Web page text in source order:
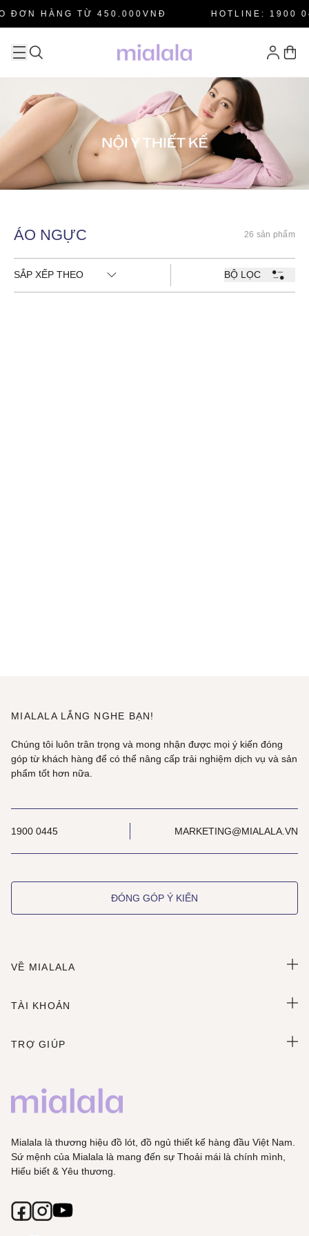
ĐƠN HÀNG TỪ 450.000VNĐ HOTLINE: 1900
ÁO NGỰC 26 sản phẩm
SẮP XẾP THEO BỘ LỌC
MIALALA LẮNG NGHE BẠN!
Chúng tôi luôn trân trọng và mong nhận được mọi ý kiến đóng
góp từ khách hàng để có thể nâng cấp trải nghiệm dịch vụ và sản
phẩm tốt hơn nữa.
1900 0445 MARKETING@MIALALA.VN
ĐÓNG GÓP Ý KIẾN
VỀ MIALALA
TÀI KHOẢN
TRỢ GIÚP
Mialala là thương hiệu đồ lót, đồ ngủ thiết kế hàng đầu Việt Nam.
Sứ mệnh của Mialala là mang đến sự Thoải mái là chính mình,
Hiểu biết & Yêu thương.